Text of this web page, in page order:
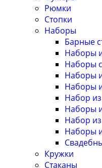
Рюмки
Стопки
Наборы
Барные
Наборы
Наборы
Наборы
Наборы
Набор
Наборы
Набор
Наборы
Кружки
Стаканы